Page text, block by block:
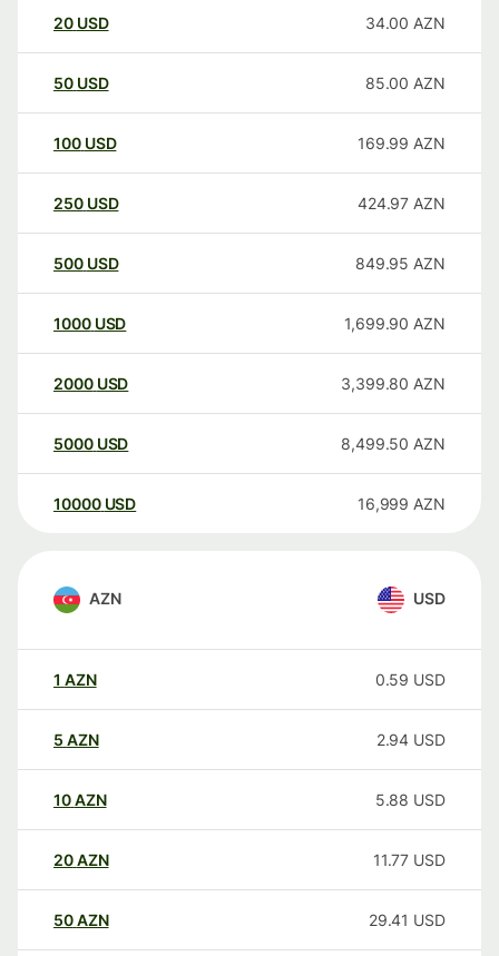
20 USD 34.00 AZN
50 USD 85.00 AZN
100 USD 169.99 AZN
250 USD 424.97 AZN
500 USD 849.95 AZN
1000 USD 1,699.90 AZN
2000 USD 3,399.80 AZN
5000 USD 8,499.50 AZN
10000 USD 16,999 AZN
AZN USD
1 AZN 0.59 USD
5 AZN 2.94 USD
10AZN 5.88 USD
20AZN 11.77 USD
50AZN 29.41 USD